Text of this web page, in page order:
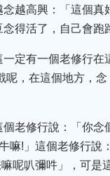
越高興：「這個真
得活了，自己會跑
定有一個老修行在
呢，在這個地方，念
老修行說：「你念
嘛!」這個老修行說
呢叭彌吽」，可是